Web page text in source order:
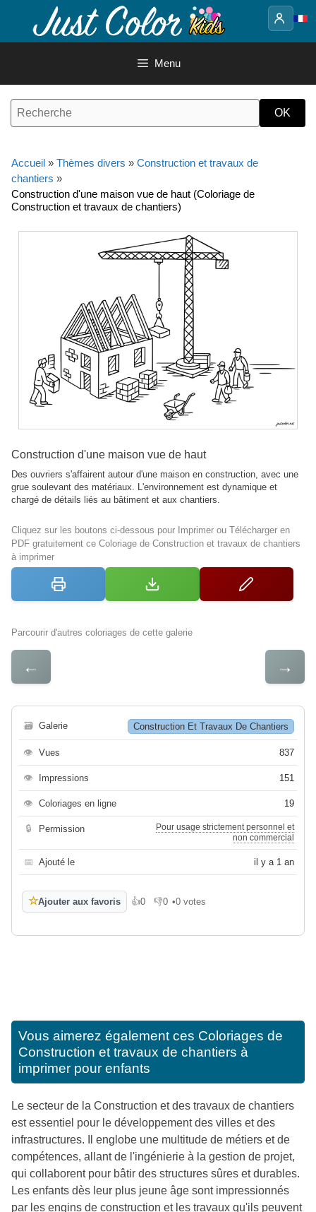
contenu
Menu
Accueil » Thèmes divers » Construction et travaux de
chantiers »
Construction d'une maison vue de haut (Coloriage de
Construction et travaux de chantiers)
Construction d'une maison vue de haut
Des ouvriers s'affairent autour d'une maison en construction, avec une
grue soulevant des matériaux. L'environnement est dynamique et
chargé de détails liés au bâtiment et aux chantiers.
Cliquez sur les boutons ci-dessous pour Imprimer ou Télécharger en
PDF gratuitement ce Coloriage de Construction et travaux de chantiers
à imprimer
Parcourir d'autres coloriages de cette galerie
← →
🗃 Galerie Construction Et Travaux De Chantiers
👁 Vues 837
👁 Impressions 151
👁 Coloriages en ligne 19
🔒 Permission
Pour usage strictement personnel et
non commercial
📅 Ajouté le il y a 1 an
☆Ajouter aux favoris 👍0
J'aime👎0
Je n'aime pas
•0 votes
Vous aimerez également ces Coloriages de
Construction et travaux de chantiers à
imprimer pour enfants
Le secteur de la Construction et des travaux de chantiers
est essentiel pour le développement des villes et des
infrastructures. Il englobe une multitude de métiers et de
compétences, allant de l'ingénierie à la gestion de projet,
qui collaborent pour bâtir des structures sûres et durables.
Les enfants dès leur plus jeune âge sont impressionnés
par les engins de construction et les travaux qu'ils peuvent